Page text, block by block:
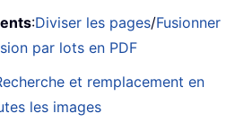
:Diviser les pages/Fusionner
par lots en PDF
et remplacement en
les images